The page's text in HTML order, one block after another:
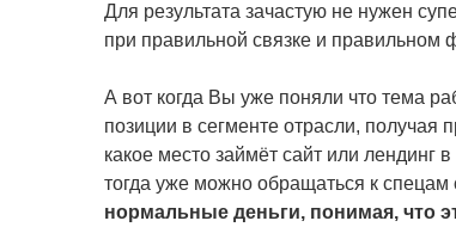
Для результата зачастую не нужен
при правильной связке и правильном
А вот когда Вы уже поняли что тема
позиции в сегменте отрасли, получая
какое место займёт сайт или лендинг
тогда уже можно обращаться к
нормальные деньги, понимая, что